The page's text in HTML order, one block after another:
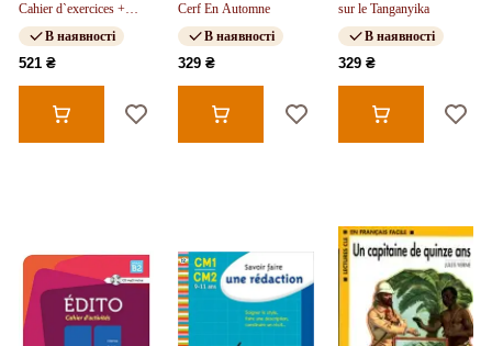
Cahier d`exercices +
DVD-ROM
В наявності
521 ₴
Cerf En Automne
В наявності
329 ₴
sur le Tanganyika
В наявності
329 ₴